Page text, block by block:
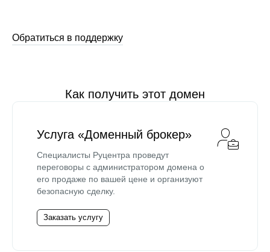
Обратиться в поддержку
Как получить этот домен
Услуга «Доменный брокер»
Специалисты Руцентра проведут
переговоры с администратором домена о
его продаже по вашей цене и организуют
безопасную сделку.
Заказать услугу